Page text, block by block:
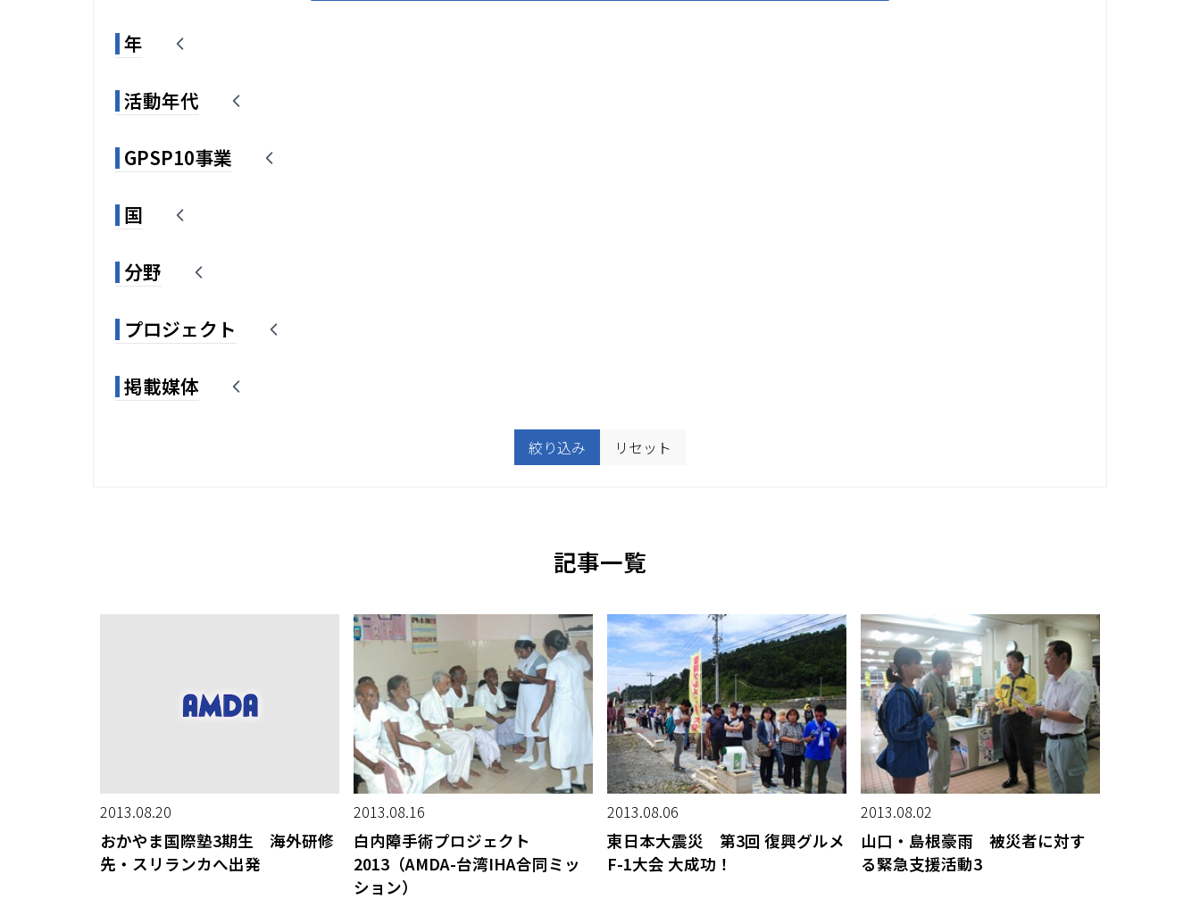
年
活動年代
GPSP10事業
国
分野
プロジェクト
掲載媒体
絞り込み リセット
記事一覧
2013.08.20
おかやま国際塾3期生 海外研修
先・スリランカへ出発
2013.08.16
白内障手術プロジェクト
2013（AMDA-台湾IHA合同ミッ
ション）
2013.08.06
東日本大震災 第3回 復興グルメ
F-1大会 大成功！
2013.08.02
山口・島根豪雨 被災者に対す
る緊急支援活動3